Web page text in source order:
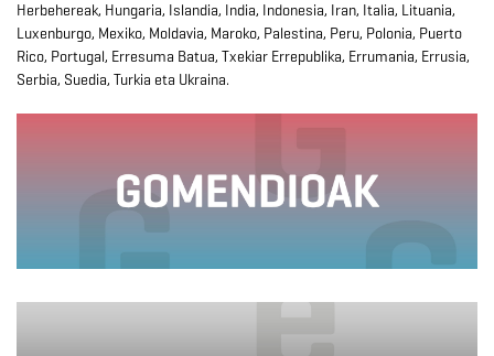
Herbehereak, Hungaria, Islandia, India, Indonesia, Iran, Italia, Lituania,
Luxenburgo, Mexiko, Moldavia, Maroko, Palestina, Peru, Polonia, Puerto
Rico, Portugal, Erresuma Batua, Txekiar Errepublika, Errumania, Errusia,
Serbia, Suedia, Turkia eta Ukraina.